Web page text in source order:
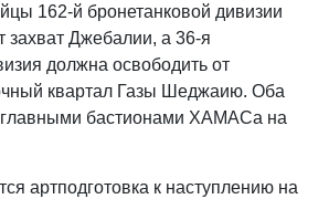
162-й бронетанковой дивизии
захват Джебалии, а 36-я
должна освободить от
квартал Газы Шеджаию. Оба
главными бастионами ХАМАСа на
артподготовка к наступлению на